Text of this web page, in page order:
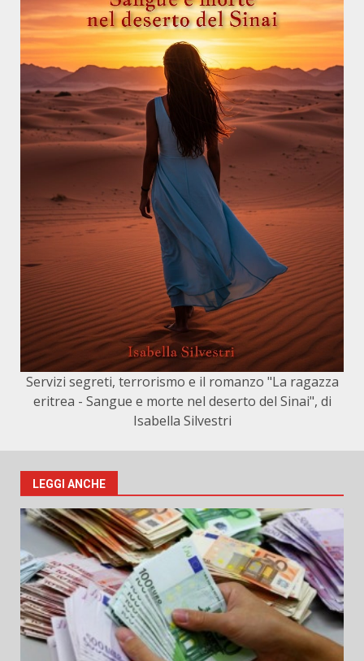
Servizi segreti, terrorismo e il romanzo "La ragazza
eritrea - Sangue e morte nel deserto del Sinai", di
Isabella Silvestri
LEGGI ANCHE